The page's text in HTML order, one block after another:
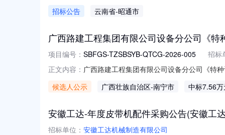
中标、严重违约、重大安全、重大质量问
招标公告 云南省-昭通市
广西路建工程集团有限公司设备分公司《
项目编号： SBFGS-TZSBSYB-QTCG-2026-005
招标
正文内容： 广西路建工程集团有限公司设备分公司《特
公司申请对《特种设备生产许可证》办证资
候选人公示 广西壮族自治区-南宁市 中标7.56
安徽工达-年度皮带机配件采购公告(安徽工
招标单位： 安徽工达机械制造有限公司